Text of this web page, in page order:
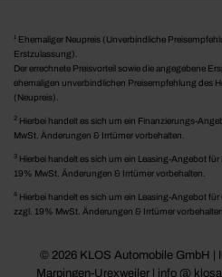
1 Ehemaliger Neupreis (Unverbindliche
Erstzulassung).
Der errechnete Preisvorteil sowie die angegebene
ehemaligen unverbindlichen Preisempfehlung des
(Neupreis).
2 Hierbei handelt es sich um ein Finanzierungs-
MwSt. Änderungen & Irrtümer vorbehalten.
3 Hierbei handelt es sich um ein Leasing-Angebot
19% MwSt. Änderungen & Irrtümer vorbehalten.
4 Hierbei handelt es sich um ein Leasing-Angebot
zzgl. 19% MwSt. Änderungen & Irrtümer vorbehalten.
© 2026 KLOS Automobile GmbH |
Marpingen-Urexweiler | info @